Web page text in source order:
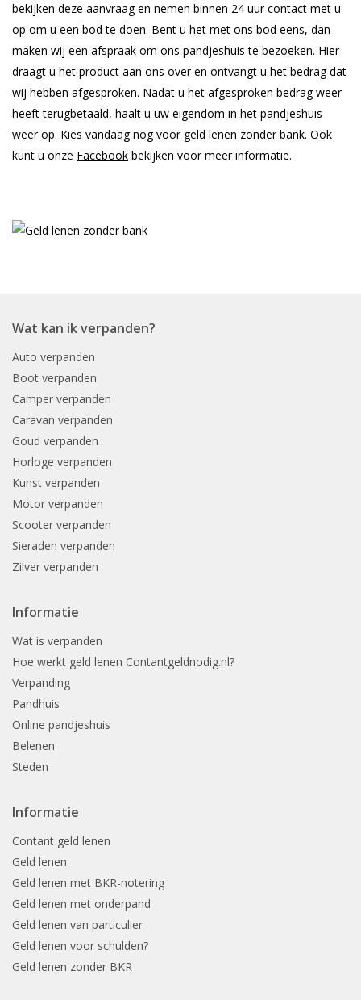
bekijken deze aanvraag en nemen binnen 24 uur contact met u
op om u een bod te doen. Bent u het met ons bod eens, dan
maken wij een afspraak om ons pandjeshuis te bezoeken. Hier
draagt u het product aan ons over en ontvangt u het bedrag dat
wij hebben afgesproken. Nadat u het afgesproken bedrag weer
heeft terugbetaald, haalt u uw eigendom in het pandjeshuis
weer op. Kies vandaag nog voor geld lenen zonder bank. Ook
kunt u onze Facebook bekijken voor meer informatie.
Wat kan ik verpanden?
Auto verpanden
Boot verpanden
Camper verpanden
Caravan verpanden
Goud verpanden
Horloge verpanden
Kunst verpanden
Motor verpanden
Scooter verpanden
Sieraden verpanden
Zilver verpanden
Informatie
Wat is verpanden
Hoe werkt geld lenen Contantgeldnodig.nl?
Verpanding
Pandhuis
Online pandjeshuis
Belenen
Steden
Informatie
Contant geld lenen
Geld lenen
Geld lenen met BKR-notering
Geld lenen met onderpand
Geld lenen van particulier
Geld lenen voor schulden?
Geld lenen zonder BKR